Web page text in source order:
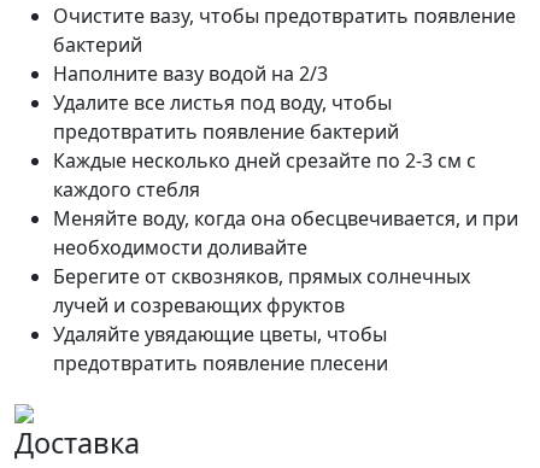
Очистите вазу, чтобы предотвратить появление
бактерий
Наполните вазу водой на 2/3
Удалите все листья под воду, чтобы
предотвратить появление бактерий
Каждые несколько дней срезайте по 2-3 см с
каждого стебля
Меняйте воду, когда она обесцвечивается, и при
необходимости доливайте
Берегите от сквозняков, прямых солнечных
лучей и созревающих фруктов
Удаляйте увядающие цветы, чтобы
предотвратить появление плесени
Доставка